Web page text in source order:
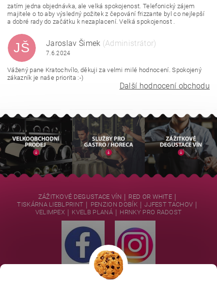
zatím jedna objednávka, ale velká spokojenost. Telefonický zájem
majitele o to aby výsledný požitek z čepování frizzante byl co nejlepší
a dobré rady do začátku k nezaplacení. Velká spokojenost .
JŠ Jaroslav Šimek (Administrátor)
7.6.2024
Vážený pane Kratochvílo, děkuji za velmi milé hodnocení. Spokojený
zákazník je naše priorita :-)
Další hodnocení obchodu
ZÁŽITKOVÉ DEGUSTACE VÍN | RED OR WHITE |
TISKÁRNA LIEBLPRINT | PENZION DOBÍK | JJFEST TACHOV |
VELIMPEX | KVELB PLANÁ | HRNKY PRO RADOST